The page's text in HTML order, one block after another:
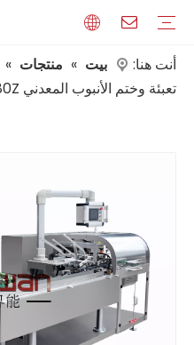
أنت هنا: بيت » منتجات »
تعبئة وختم الأنبوب المعدني ZHF-80Z